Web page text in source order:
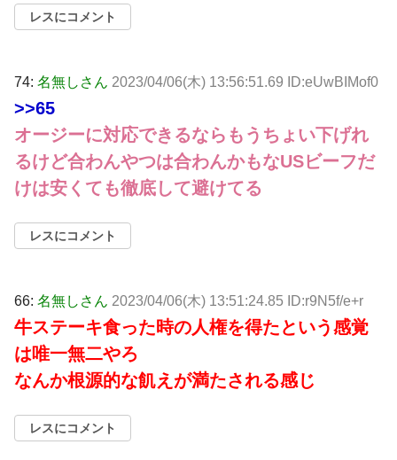
レスにコメント
74: 名無しさん 2023/04/06(木) 13:56:51.69 ID:eUwBIMof0
>>65
オージーに対応できるならもうちょい下げれ
るけど合わんやつは合わんかもなUSビーフだ
けは安くても徹底して避けてる
レスにコメント
66: 名無しさん 2023/04/06(木) 13:51:24.85 ID:r9N5f/e+r
牛ステーキ食った時の人権を得たという感覚
は唯一無二やろ
なんか根源的な飢えが満たされる感じ
レスにコメント